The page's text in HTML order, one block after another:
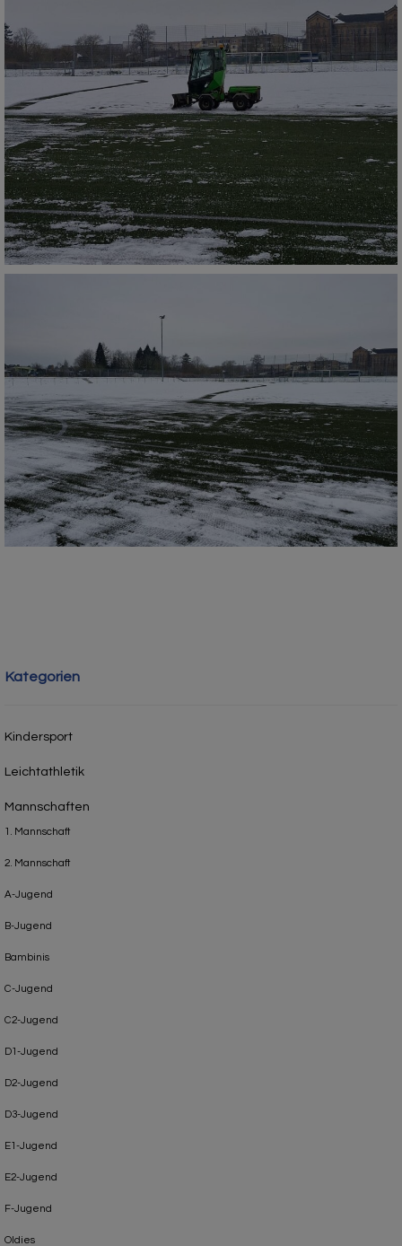
Kategorien
Kindersport
Leichtathletik
Mannschaften
1. Mannschaft
2. Mannschaft
A-Jugend
B-Jugend
Bambinis
C-Jugend
C2-Jugend
D1-Jugend
D2-Jugend
D3-Jugend
E1-Jugend
E2-Jugend
F-Jugend
Oldies